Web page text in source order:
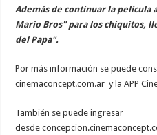
Además de continuar la película
Mario Bros" para los chiquitos,
del Papa".
Por más información se puede
cinemaconcept.com.ar y la APP
También se puede ingresar
desde